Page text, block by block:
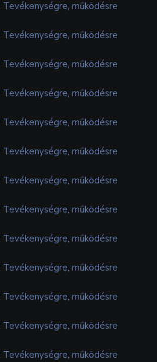
Tevékenységre, működésre
Tevékenységre, működésre
Tevékenységre, működésre
Tevékenységre, működésre
Tevékenységre, működésre
Tevékenységre, működésre
Tevékenységre, működésre
Tevékenységre, működésre
Tevékenységre, működésre
Tevékenységre, működésre
Tevékenységre, működésre
Tevékenységre, működésre
Tevékenységre, működésre